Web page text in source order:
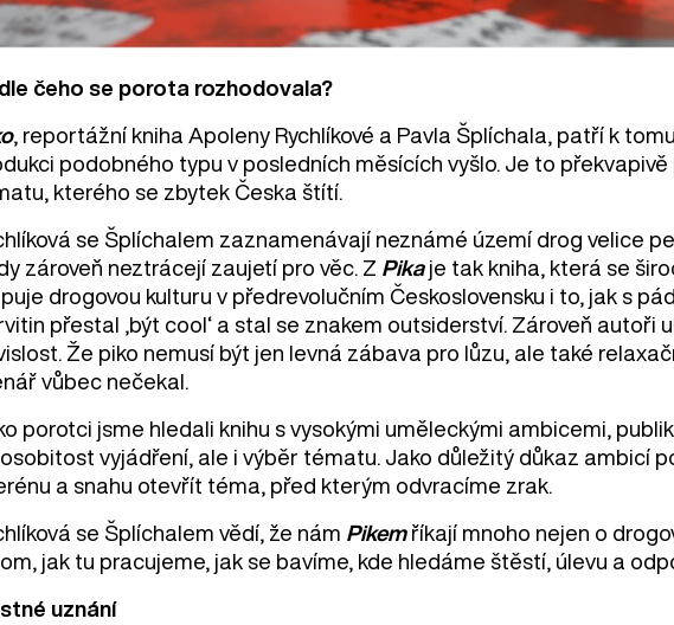
čeho se porota rozhodovala?
, reportážní kniha Apoleny Rychlíkové a Pavla Šplíchala, patří k
podobného typu v posledních měsících vyšlo. Je to
kterého se zbytek Česka štítí.
se Šplíchalem zaznamenávají neznámé území drog velice
zároveň neztrácejí zaujetí pro věc. Z Pika je tak kniha, která se
drogovou kulturu v předrevolučním Československu i to, jak s
přestal ‚být cool‘ a stal se znakem outsiderství. Zároveň autoři
Že piko nemusí být jen levná zábava pro lůzu, ale také
vůbec nečekal.
porotci jsme hledali knihu s vysokými uměleckými ambicemi,
vyjádření, ale i výběr tématu. Jako důležitý důkaz ambicí
a snahu otevřít téma, před kterým odvracíme zrak.
se Šplíchalem vědí, že nám Pikem říkají mnoho nejen o
jak tu pracujeme, jak se bavíme, kde hledáme štěstí, úlevu a
uznání